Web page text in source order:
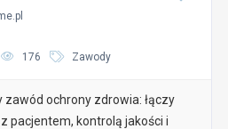
176 Zawody
ochrony zdrowia: łączy
pacjentem, kontrolą jakości i